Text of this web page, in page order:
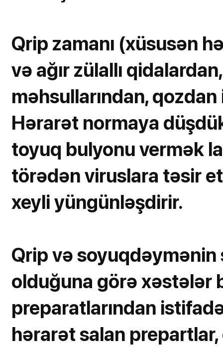
Qrip zamanı (xüsusən
və ağır zülallı
məhsullarından, qozdan
Hərarət normaya
toyuq bulyonu vermək
törədən viruslara təsir
xeyli yüngünləşdirir.
Qrip və
olduğuna görə xəstələr
preparatlarından
hərarət salan prepartlar,